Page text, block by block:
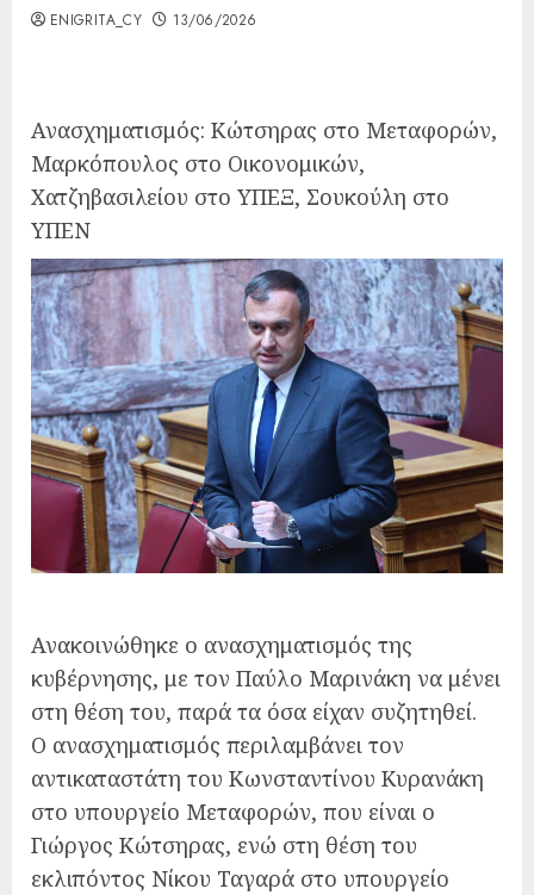
ENIGRITA_CY 13/06/2026
Ανασχηματισμός: Κώτσηρας στο Μεταφορών,
Μαρκόπουλος στο Οικονομικών,
Χατζηβασιλείου στο ΥΠΕΞ, Σουκούλη στο
ΥΠΕΝ
Ανακοινώθηκε ο ανασχηματισμός της
κυβέρνησης, με τον Παύλο Μαρινάκη να μένει
στη θέση του, παρά τα όσα είχαν συζητηθεί.
Ο ανασχηματισμός περιλαμβάνει τον
αντικαταστάτη του Κωνσταντίνου Κυρανάκη
στο υπουργείο Μεταφορών, που είναι ο
Γιώργος Κώτσηρας, ενώ στη θέση του
εκλιπόντος Νίκου Ταγαρά στο υπουργείο